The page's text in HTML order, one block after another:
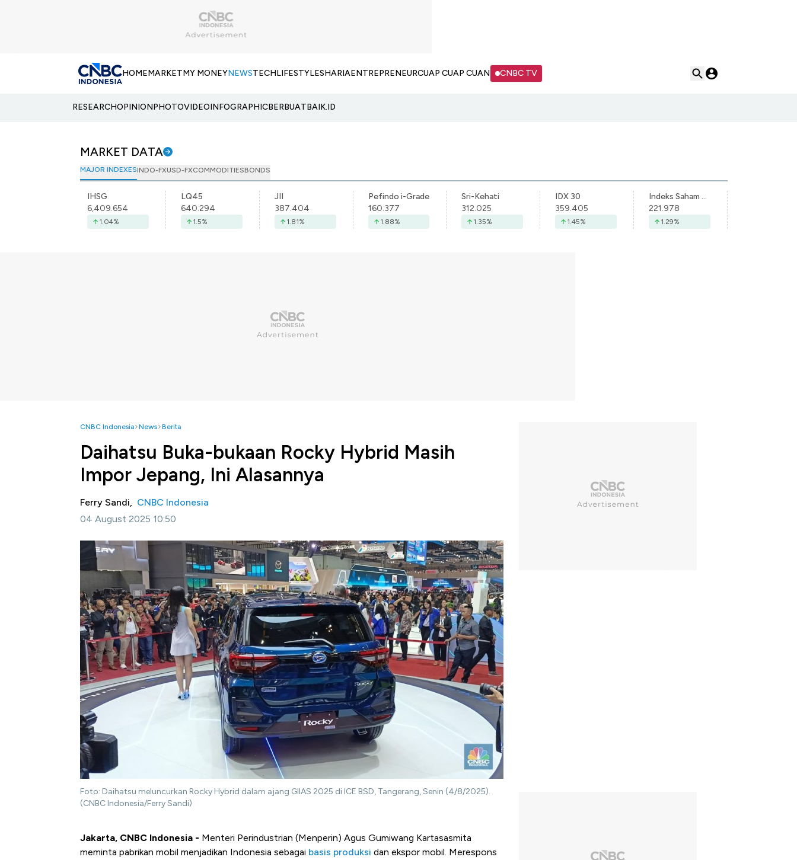
HOMEMARKETMY MONEYNEWSTECHLIFESTYLESHARIAENTREPRENEURCUAP CUAP CUAN CNBC TV
RESEARCHOPINIONPHOTOVIDEOINFOGRAPHICBERBUATBAIK.ID
MARKET DATA
MAJOR INDEXESINDO-FXUSD-FXCOMMODITIESBONDS
IHSG
6,409.654
1.04%
LQ45
640.294
1.5%
JII
387.404
1.81%
Pefindo i-Grade
160.377
1.88%
Sri-Kehati
312.025
1.35%
IDX 30
359.405
1.45%
Indeks Saham Syariah Indonesia
221.978
1.29%
CNBC Indonesia News Berita
Daihatsu Buka-bukaan Rocky Hybrid Masih
Impor Jepang, Ini Alasannya
Ferry Sandi, CNBC Indonesia
04 August 2025 10:50
Foto: Daihatsu meluncurkan Rocky Hybrid dalam ajang GIIAS 2025 di ICE BSD, Tangerang, Senin (4/8/2025).
(CNBC Indonesia/Ferry Sandi)
Jakarta, CNBC Indonesia - Menteri Perindustrian (Menperin) Agus Gumiwang Kartasasmita
meminta pabrikan mobil menjadikan Indonesia sebagai basis produksi dan ekspor mobil. Merespons